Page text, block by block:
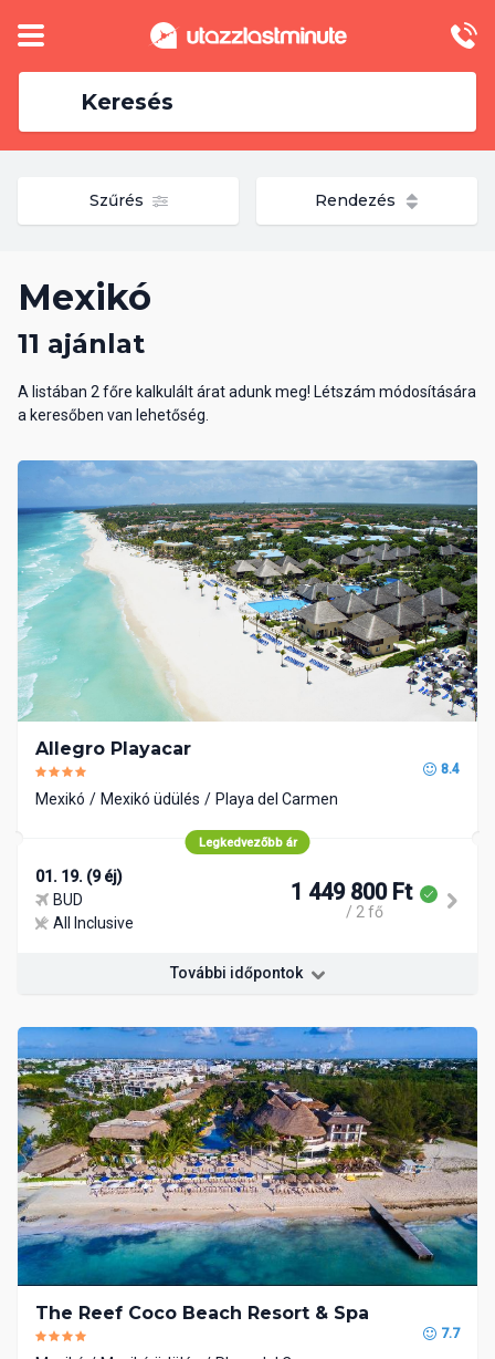
Keresés
Szűrés Rendezés
Mexikó
11 ajánlat
A listában 2 főre kalkulált árat adunk meg! Létszám módosítására
a keresőben van lehetőség.
Allegro Playacar
8.4
Mexikó Mexikó üdülés Playa del Carmen
Legkedvezőbb ár
01. 19. (9 éj)
BUD
All Inclusive
1 449 800 Ft
/ 2 fő
További időpontok
The Reef Coco Beach Resort & Spa
7.7